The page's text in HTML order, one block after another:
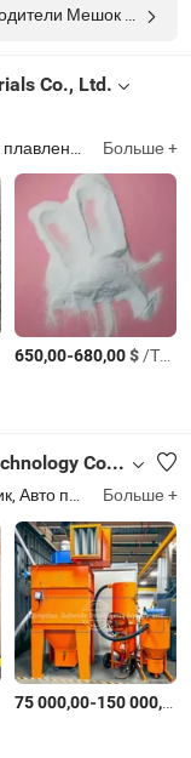
Co., Ltd.
корунд, розовый плавленый корунд Больше +
650,00-680,00$/Тонн.
Qingdao Gaosheng Huitong Parking Technology Co., Ltd.
Больше +
$/шт.
75 000,00-150 000,00